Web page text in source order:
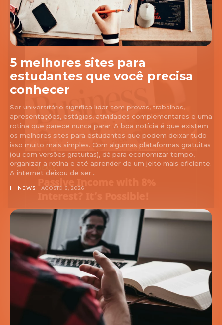
5 melhores sites para
estudantes que você precisa
conhecer
Ser universitário significa lidar com provas, trabalhos,
apresentações, estágios, atividades complementares e uma
rotina que parece nunca parar. A boa notícia é que existem
os melhores sites para estudantes que podem deixar tudo
isso muito mais simples. Com algumas plataformas gratuitas
(ou com versões gratuitas), dá para economizar tempo,
organizar a rotina e até aprender de um jeito mais eficiente.
A internet deixou de ser...
HI NEWS AGOSTO 6, 2026